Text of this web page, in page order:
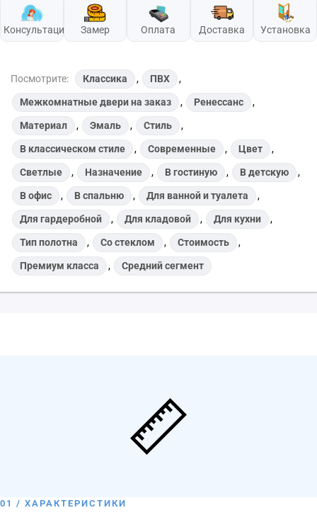
Консультация Замер Оплата Доставка Установка
Посмотрите: Классика , ПВХ ,
Межкомнатные двери на заказ , Ренессанс ,
Материал , Эмаль , Стиль ,
В классическом стиле , Современные , Цвет ,
Светлые , Назначение , В гостиную , В детскую ,
В офис , В спальню , Для ванной и туалета ,
Для гардеробной , Для кладовой , Для кухни ,
Тип полотна , Со стеклом , Стоимость ,
Премиум класса , Средний сегмент
01 / ХАРАКТЕРИСТИКИ